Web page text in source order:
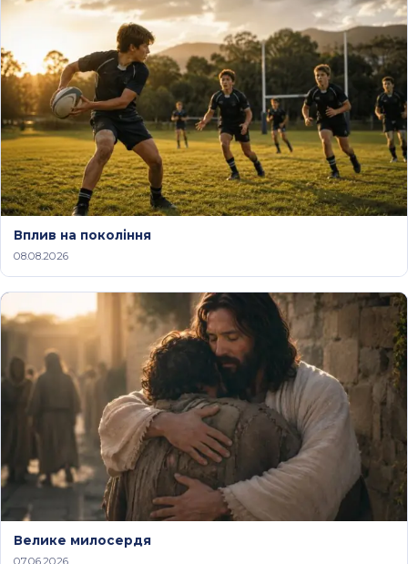
Вплив на покоління
08.08.2026
Велике милосердя